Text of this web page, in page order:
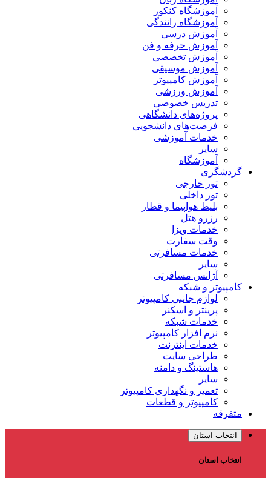
آموزشگاه کنکور
آموزشگاه رانندگی
آموزش درسی
آموزش حرفه و فن
آموزش تخصصی
آموزش موسیقی
آموزش کامپیوتر
آموزش ورزشی
تدریس خصوصی
پروژه‌های دانشگاهی
فرصت‌های دانشجویی
خدمات آموزشی
سایر
آموزشگاه
گردشگری
تور خارجی
تور داخلی
بلیط هواپیما و قطار
رزرو هتل
خدمات ویزا
وقت سفارت
خدمات مسافرتی
سایر
آژانس مسافرتی
کامپیوتر و شبکه
لوازم جانبی کامپیوتر
پرینتر و اسکنر
خدمات شبکه
نرم افزار کامپیوتر
خدمات اینترنت
طراحی سایت
هاستینگ و دامنه
سایر
تعمیر و نگهداری کامپیوتر
کامپیوتر و قطعات
متفرقه
انتخاب استان
انتخاب استان